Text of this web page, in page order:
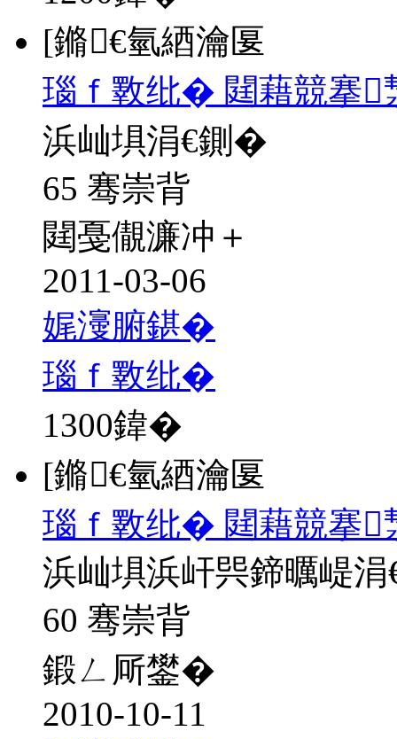
[鏅€氫綇瀹匽
瑙ｆ斁纰� 閮藉競搴
浜屾埧涓€鍘�
65 骞崇背
閮戞儬濂冲＋
2011-03-06
娓濅腑鍖�
瑙ｆ斁纰�
1300鍏�
[鏅€氫綇瀹匽
瑙ｆ斁纰� 閮藉競搴
浜屾埧浜屽巺鍗曞崼涓
60 骞崇背
鍛ㄥ厛鐢�
2010-10-11